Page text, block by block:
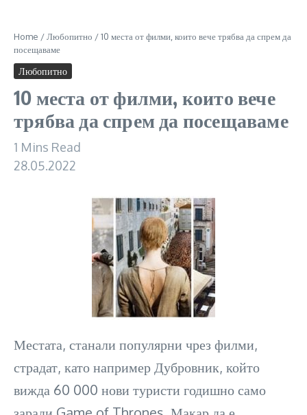
Home /Любопитно /10 места от филми, които вече трябва да спрем да
посещаваме
Любопитно
10 места от филми, които вече
трябва да спрем да посещаваме
1 Mins Read
28.05.2022
Местата, станали популярни чрез филми,
страдат, като например Дубровник, който
вижда 60 000 нови туристи годишно само